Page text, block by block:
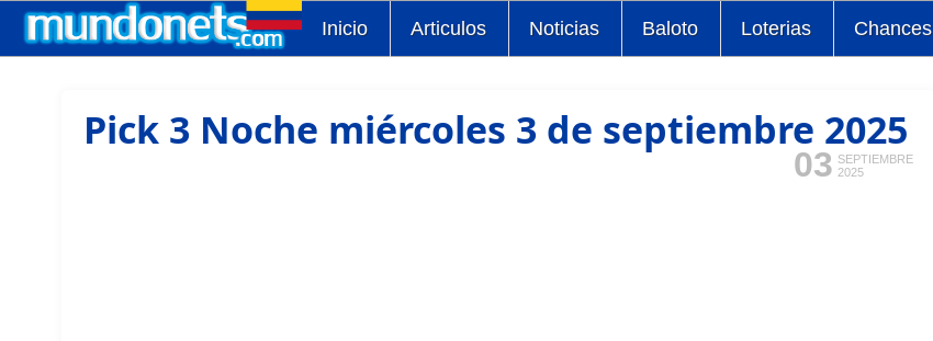
Inicio Articulos Noticias Baloto Loterias Chances
Pick 3 Noche miércoles 3 de septiembre 2025
03 SEPTIEMBRE
2025